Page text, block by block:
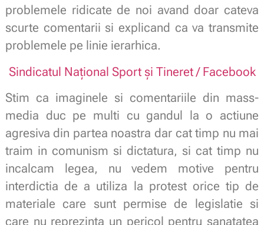
problemele ridicate de noi avand doar cateva
scurte comentarii si explicand ca va transmite
problemele pe linie ierarhica.
Sindicatul Național Sport și Tineret / Facebook
Stim ca imaginele si comentariile din mass-
media duc pe multi cu gandul la o actiune
agresiva din partea noastra dar cat timp nu mai
traim in comunism si dictatura, si cat timp nu
incalcam legea, nu vedem motive pentru
interdictia de a utiliza la protest orice tip de
materiale care sunt permise de legislatie si
care nu reprezinta un pericol pentru sanatatea